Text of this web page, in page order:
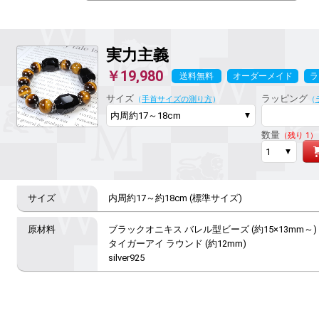
実力主義
￥19,980 送料無料 オーダーメイド
サイズ （手首サイズの測り方） ラッピング（
数量（残り 1）
内周約17～約18cm (標準サイズ)
ブラックオニキス バレル型ビーズ (約15×13mm～)
タイガーアイ ラウンド (約12mm)
silver925